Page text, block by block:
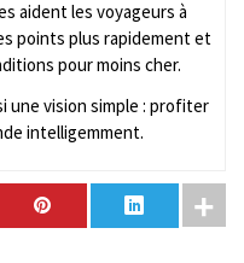
aident les voyageurs à
points plus rapidement et
pour moins cher.
une vision simple : profiter
intelligemment.